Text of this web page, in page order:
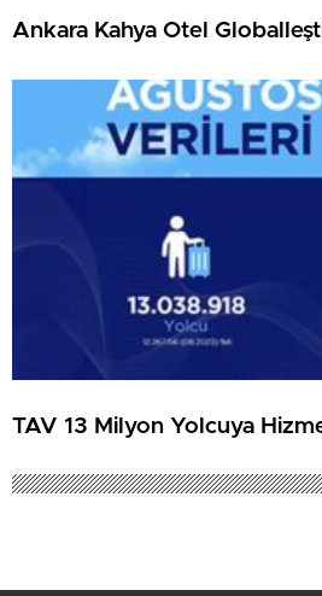
Ankara Kahya Otel
TAV 13 Milyon Yolcuya